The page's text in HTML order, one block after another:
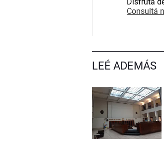
Disfrutá
Consultá
LEÉ ADEMÁS